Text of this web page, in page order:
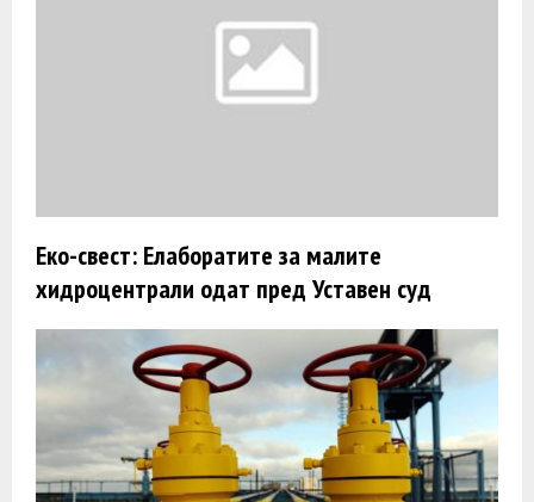
Еко-свест: Елаборатите за малите
хидроцентрали одат пред Уставен суд